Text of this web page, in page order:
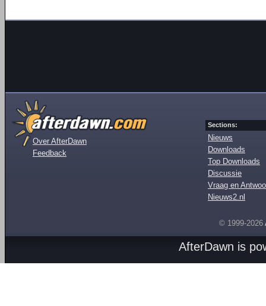
Over AfterDawn
Feedback
Sections:
Nieuws
Downloads
Top Downloads
Discussie
Vraag en
Nieuws2.nl
© 1999-2026
AfterDawn is